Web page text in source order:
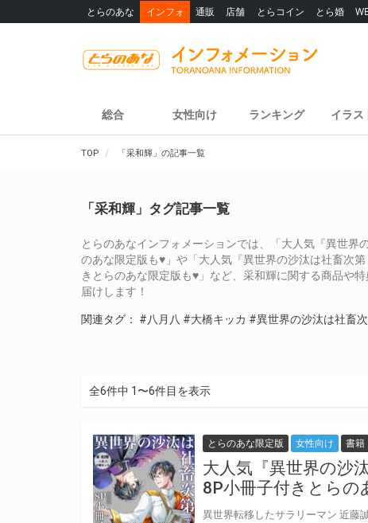
とらのあな インフォ 通販 店舗 とらコイン とら婚
総合 女性向け ランキング イラス
TOP 「采和輝」の記事一覧
「采和輝」タグ記事一覧
とらのあなインフォメーションでは、「大人気『異世
のあな限定版も♥」や「大人気『異世界の沙汰は社畜次
きとらのあな限定版も♥」など、采和輝に関する商品や
届けします！
関連タグ： #八月八 #大橋キッカ #異世界の沙汰は社畜
全6件中 1〜6件目を表示
とらのあな限定版 女性向け 書籍
大人気『異世界の沙
8P小冊子付きとらの